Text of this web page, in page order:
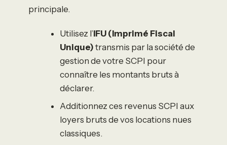
principale.
Utilisez l’IFU (Imprimé Fiscal
Unique) transmis par la société de
gestion de votre SCPI pour
connaître les montants bruts à
déclarer.
Additionnez ces revenus SCPI aux
loyers bruts de vos locations nues
classiques.